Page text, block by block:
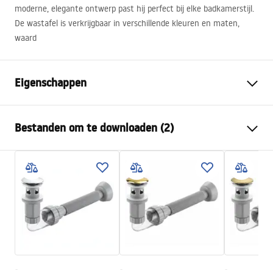
moderne, elegante ontwerp past hij perfect bij elke badkamerstijl.
De wastafel is verkrijgbaar in verschillende kleuren en maten,
waard
Eigenschappen
Materiaal
Sanitair keramiek
Kleur
Wit
Afwerking
Glanzend
Lengte
615
Breedte
350mm
Hoogte
110
Bestanden om te downloaden (2)
Montagehandleiding
Garantievoorwaarden